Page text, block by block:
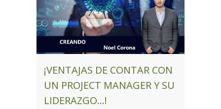
¡VENTAJAS DE CONTAR CON
UN PROJECT MANAGER Y SU
LIDERAZGO…!